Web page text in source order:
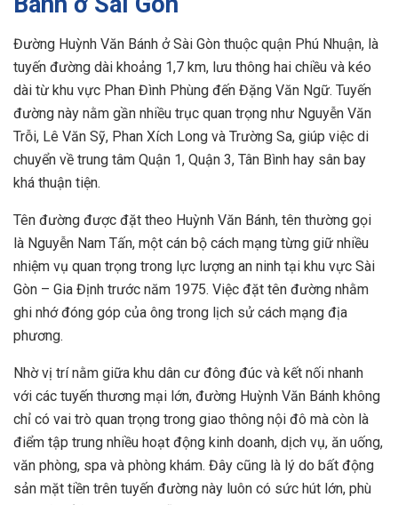
Đường Huỳnh Văn Bánh ở Sài Gòn thuộc quận Phú Nhuận, là
tuyến đường dài khoảng 1,7 km, lưu thông hai chiều và kéo
dài từ khu vực Phan Đình Phùng đến Đặng Văn Ngữ. Tuyến
đường này nằm gần nhiều trục quan trọng như Nguyễn Văn
Trỗi, Lê Văn Sỹ, Phan Xích Long và Trường Sa, giúp việc di
chuyển về trung tâm Quận 1, Quận 3, Tân Bình hay sân bay
khá thuận tiện.
Tên đường được đặt theo Huỳnh Văn Bánh, tên thường gọi
là Nguyễn Nam Tấn, một cán bộ cách mạng từng giữ nhiều
nhiệm vụ quan trọng trong lực lượng an ninh tại khu vực Sài
Gòn – Gia Định trước năm 1975. Việc đặt tên đường nhằm
ghi nhớ đóng góp của ông trong lịch sử cách mạng địa
phương.
Nhờ vị trí nằm giữa khu dân cư đông đúc và kết nối nhanh
với các tuyến thương mại lớn, đường Huỳnh Văn Bánh không
chỉ có vai trò quan trọng trong giao thông nội đô mà còn là
điểm tập trung nhiều hoạt động kinh doanh, dịch vụ, ăn uống,
văn phòng, spa và phòng khám. Đây cũng là lý do bất động
sản mặt tiền trên tuyến đường này luôn có sức hút lớn, phù